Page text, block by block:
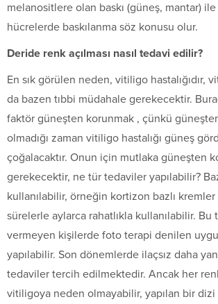
melanositlere olan baskı (güneş, mantar)
hücrelerde baskılanma söz konusu olur.
Deride renk açılması nasıl tedavi edilir?
En sık görülen neden, vitiligo hastalığıdır,
da bazen tıbbi müdahale gerekecektir.
faktör güneşten korunmak , çünkü
olmadığı zaman vitiligo hastalığı güneş
çoğalacaktır. Onun için mutlaka güneşten
gerekecektir, ne tür tedaviler yapılabilir?
kullanılabilir, örneğin kortizon bazlı kremler
sürelerle aylarca rahatlıkla kullanılabilir. Bu
vermeyen kişilerde foto terapi denilen
yapılabilir. Son dönemlerde ilaçsız daha
tedaviler tercih edilmektedir. Ancak her renk
vitiligoya neden olmayabilir, yapılan bir